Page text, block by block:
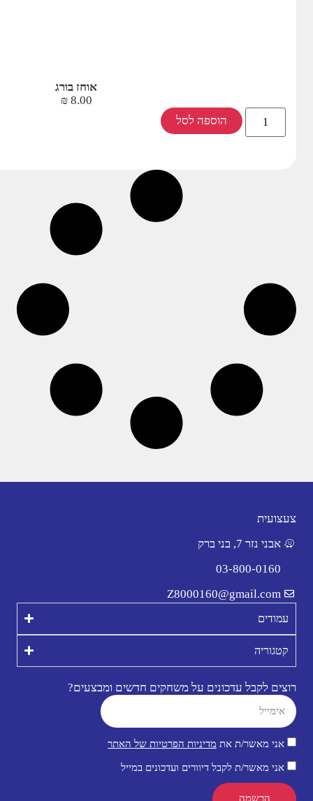
אוחז בורג
8.00
₪
הוספה לסל
צעצועית
אבני נזר 7, בני ברק
03-800-0160
Z8000160@gmail.com
עמודים
קטגוריה
רוצים לקבל עדכונים על משחקים חדשים ומבצעים?
אני מאשר/ת את מדיניות הפרטיות של האתר
אני מאשר/ת לקבל דיוורים ועדכונים במייל
הרשמה